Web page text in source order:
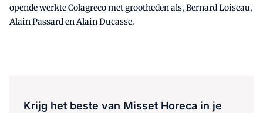
opende werkte Colagreco met grootheden als, Bernard Loiseau,
Alain Passard en Alain Ducasse.
Krijg het beste van Misset Horeca in je